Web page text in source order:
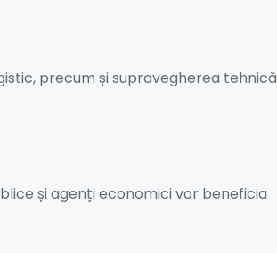
precum și supravegherea tehnică
și agenți economici vor beneficia